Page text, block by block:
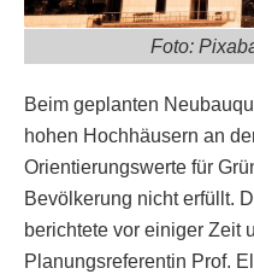
Foto:
Beim geplanten
hohen Hochhäusern an
Orientierungswerte für
Bevölkerung nicht erfüllt.
berichtete vor einiger Zeit
Planungsreferentin Prof.